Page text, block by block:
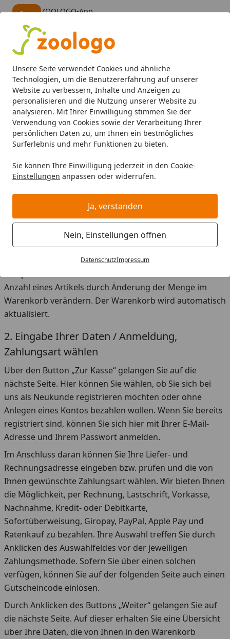
Unsere Seite verwendet Cookies und ähnliche
Technologien, um die Benutzererfahrung auf unserer
Website zu verbessern, Inhalte und Anzeigen zu
personalisieren und die Nutzung unserer Website zu
analysieren. Mit Ihrer Einwilligung stimmen Sie der
Verwendung von Cookies sowie der Verarbeitung Ihrer
persönlichen Daten zu, um Ihnen ein bestmögliches
Surferlebnis und mehr Funktionen zu bieten.
Sie können Ihre Einwilligung jederzeit in den Cookie-
Einstellungen anpassen oder widerrufen.
Ja, verstanden
Nein, Einstellungen öffnen
DatenschutzImpressum
ZOOLOGO-App
Alle Produkte
Mein Konto
Suchen
Startseite
Kundeninformationen
Kundeninformationen
1. Produkte auswählen, im Warenkorb
sammeln und Auswahl berichtigen
In unserem Online-Shop können Sie aus dem von uns
angebotenen Sortiment Produkte auswählen, und diese
über den Button „In den Einkaufswagen“ unverbindlich
in einem virtuellen Warenkorb sammeln, den Sie über
den Icon-Link mit dem Einkaufswagen-Symbol jederzeit
einsehen können. Die ausgewählten Produkte können
Sie im Warenkorb jederzeit durch Anklicken des
Anzahl eines Artikels durch Änderung der Menge im
Warenkorb verändern. Der Warenkorb wird automatisch
aktualisiert.
2. Eingabe Ihrer Daten / Anmeldung,
Zahlungsart wählen
Über den Button „Zur Kasse“ gelangen Sie auf die
nächste Seite. Hier können Sie wählen, ob Sie sich bei
uns als Neukunde registrieren möchten oder ohne
Anlegen eines Kontos bezahlen wollen. Wenn Sie bereits
registriert sind, können Sie sich hier mit Ihrer E-Mail-
Adresse und Ihrem Passwort anmelden.
Im Anschluss daran können Sie Ihre Liefer- und
Rechnungsadresse eingeben bzw. prüfen und die von
Ihnen gewünschte Zahlungsart wählen. Wir bieten Ihnen
die Möglichkeit, per Rechnung, Lastschrift, Vorkasse,
Nachnahme, Kredit- oder Debitkarte,
Sofortüberweisung, Giropay, PayPal, Apple Pay und
Ratenkauf zu bezahlen. Ihre Auswahl treffen Sie durch
Anklicken des Auswahlfeldes vor der jeweiligen
Zahlungsmethode. Sofern Sie über einen solchen
verfügen, können Sie auf der folgenden Seite auch einen
Gutscheincode einlösen.
Durch Anklicken des Buttons „Weiter“ gelangen Sie auf
die nächste Seite. Auf dieser erhalten Sie eine Übersicht
über Ihre Daten, die von Ihnen in den Warenkorb